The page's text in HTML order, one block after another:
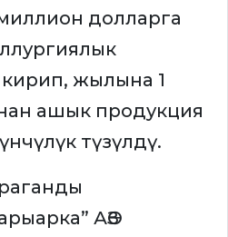
долларга
жылына 1
ашык продукция
түзүлдү.
АӨЗ